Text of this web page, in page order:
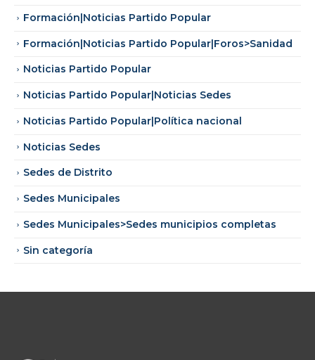
Formación|Noticias Partido Popular
Formación|Noticias Partido Popular|Foros>Sanidad
Noticias Partido Popular
Noticias Partido Popular|Noticias Sedes
Noticias Partido Popular|Política nacional
Noticias Sedes
Sedes de Distrito
Sedes Municipales
Sedes Municipales>Sedes municipios completas
Sin categoría